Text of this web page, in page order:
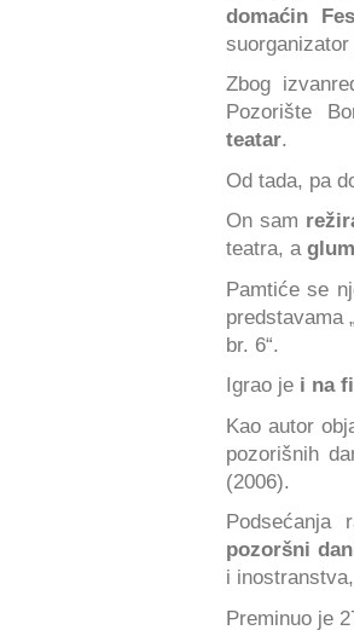
domaćin
Zbog
Pozorište
teatar.
Od tada, pa
On sam
teatra, a
Pamtiće se
predstavama
br. 6“.
Igrao je i na
Kao autor
pozorišnih
(2006).
Podsećanja
pozoršni
i
Preminuo je